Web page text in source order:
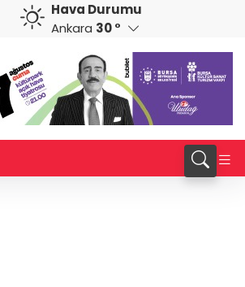
%0,18
RUB
0,5837
Hava Durumu
Ankara 30 °